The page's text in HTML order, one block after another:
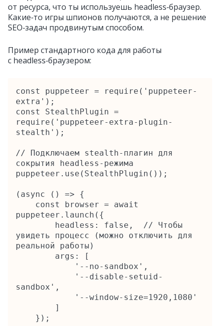
от ресурса, что ты используешь headless‑браузер.
Какие‑то игры шпионов получаются, а не решение
SEO‑задач продвинутым способом.
Пример стандартного кода для работы
с headless‑браузером:
const puppeteer = require('puppeteer-
extra');
const StealthPlugin =
require('puppeteer-extra-plugin-
stealth');
// Подключаем stealth-плагин для
сокрытия headless-режима
puppeteer.use(StealthPlugin());
(async () => {
puppeteer.launch({
увидеть процесс (можно отключить для
реальной работы)
sandbox',